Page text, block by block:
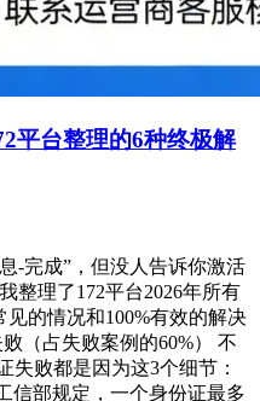
平台整理的6种终极解
-完成”，但没人告诉你激活
整理了172平台2026年所有
的情况和100%有效的解决
（占失败案例的60%） 不
失败都是因为这3个细节：
信部规定，一个身份证最多